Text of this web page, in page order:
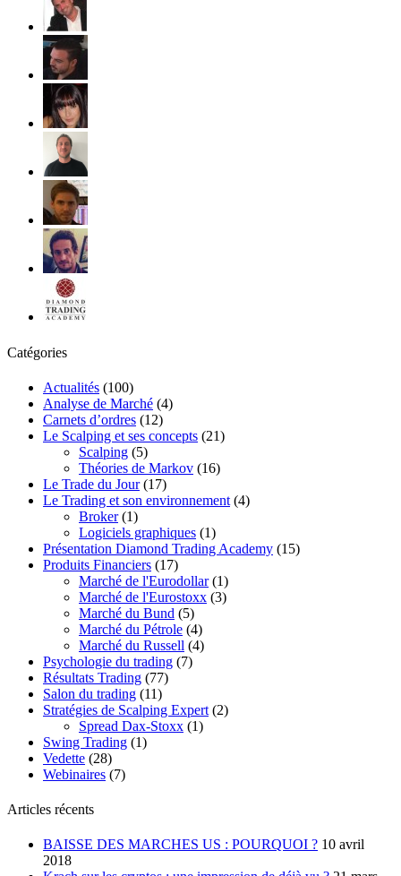
Catégories
Actualités (100)
Analyse de Marché (4)
Carnets d’ordres (12)
Le Scalping et ses concepts (21)
Scalping (5)
Théories de Markov (16)
Le Trade du Jour(17)
Le Trading et son environnement (4)
Broker(1)
Logiciels graphiques (1)
Présentation Diamond Trading Academy (15)
Produits Financiers (17)
Marché de l'Eurodollar(1)
Marché de l'Eurostoxx (3)
Marché du Bund (5)
Marché du Pétrole (4)
Marché du Russell (4)
Psychologie du trading (7)
Résultats Trading (77)
Salon du trading (11)
Stratégies de Scalping Expert (2)
Spread Dax-Stoxx (1)
Swing Trading (1)
Vedette (28)
Webinaires (7)
Articles récents
BAISSE DES MARCHES US : POURQUOI ? 10 avril
2018